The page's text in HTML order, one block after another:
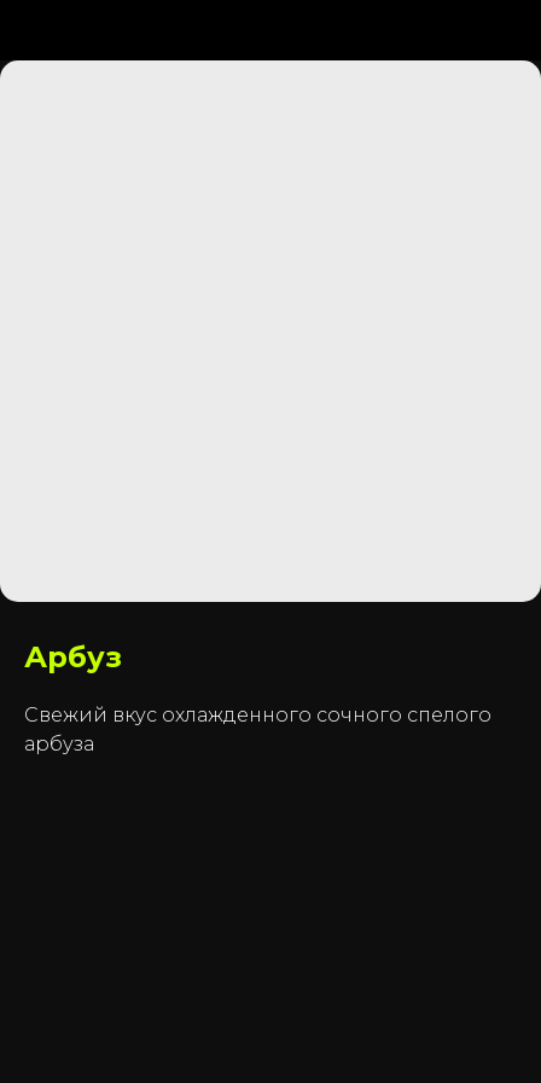
Арбуз
Свежий вкус охлажденного сочного спелого
арбуза